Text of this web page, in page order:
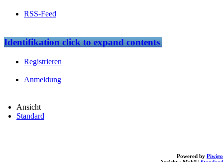
Powered by Piwigo
RSS-Feed
Identifikationclick to expand contents
Registrieren
Anmeldung
Ansicht
Standard